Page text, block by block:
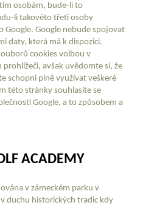
osobám, bude-li to
li takovéto třetí osoby
Google nebude spojovat
daty, která má k dispozici.
cookies volbou v
avšak uvědomte si, že
schopni plně využívat veškeré
této stránky souhlasíte se
Google, a to způsobem a
ACADEMY
v zámeckém parku v
v duchu historických tradic kdy